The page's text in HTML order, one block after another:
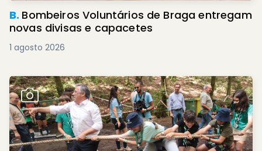
B. Bombeiros Voluntários de Braga entregam
novas divisas e capacetes
1 agosto 2026